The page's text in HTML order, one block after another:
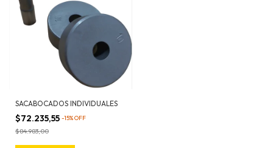
SACABOCADOS INDIVIDUALES
$72.235,55 -15%OFF
$84.983,00